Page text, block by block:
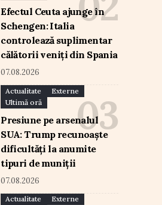
Efectul Ceuta ajunge în
Schengen: Italia
controlează suplimentar
călătorii veniți din Spania
07.08.2026
Actualitate
Externe
Ultimă oră
Presiune pe arsenalul
SUA: Trump recunoaște
dificultăți la anumite
tipuri de muniții
07.08.2026
Actualitate
Externe